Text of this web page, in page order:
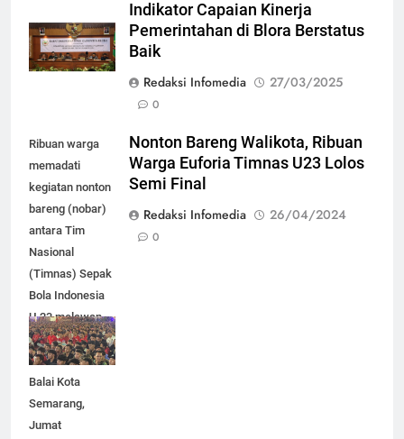
Indikator Capaian Kinerja
Pemerintahan di Blora Berstatus
Baik
Redaksi Infomedia
27/03/2025
0
Ribuan warga
memadati
kegiatan nonton
bareng (nobar)
antara Tim
Nasional
(Timnas) Sepak
Bola Indonesia
U-23 melawan
Korea Selatan U-
23 di halaman
Balai Kota
Semarang,
Jumat
Nonton Bareng Walikota, Ribuan
Warga Euforia Timnas U23 Lolos
Semi Final
Redaksi Infomedia
26/04/2024
0